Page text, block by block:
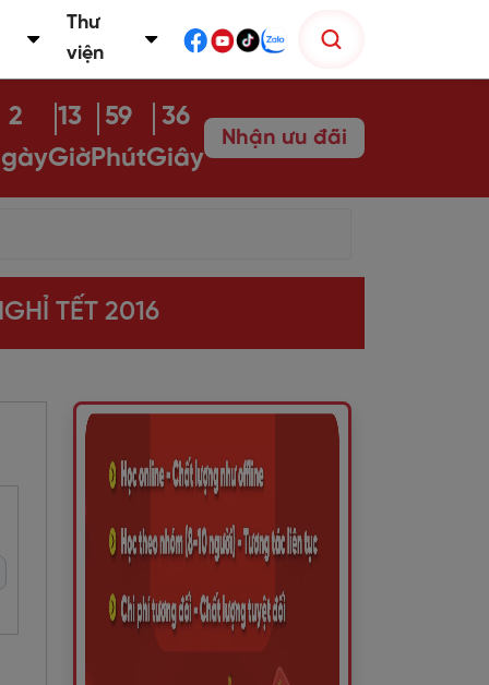
Thư
viện
2
13
Giờ
59
Phút
35
Giây
Nhận ưu đãi
TẾT 2016